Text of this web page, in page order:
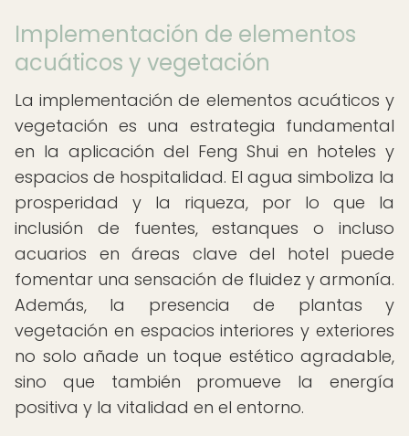
Implementación de elementos
acuáticos y vegetación
La implementación de elementos acuáticos y
vegetación es una estrategia fundamental
en la aplicación del Feng Shui en hoteles y
espacios de hospitalidad. El agua simboliza la
prosperidad y la riqueza, por lo que la
inclusión de fuentes, estanques o incluso
acuarios en áreas clave del hotel puede
fomentar una sensación de fluidez y armonía.
Además, la presencia de plantas y
vegetación en espacios interiores y exteriores
no solo añade un toque estético agradable,
sino que también promueve la energía
positiva y la vitalidad en el entorno.